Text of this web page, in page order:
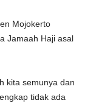
Mojokerto
Jamaah Haji asal
kita semunya dan
tidak ada